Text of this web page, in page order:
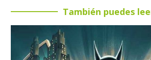
También puedes